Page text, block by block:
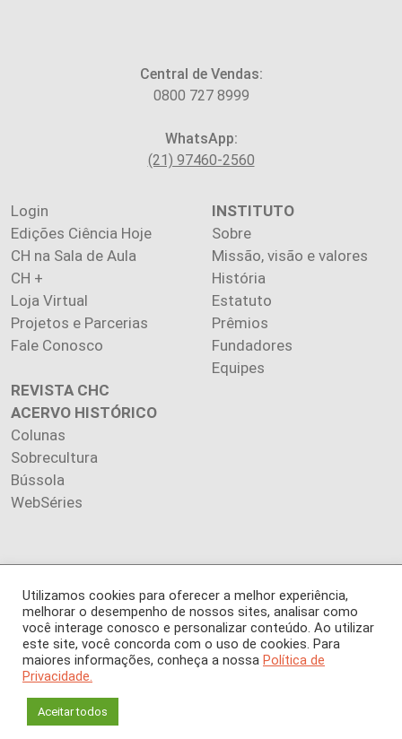
Central de Vendas:
0800 727 8999
WhatsApp:
(21) 97460-2560
Login
Edições Ciência Hoje
CH na Sala de Aula
CH +
Loja Virtual
Projetos e Parcerias
Fale Conosco
INSTITUTO
Sobre
Missão, visão e valores
História
Estatuto
Prêmios
Fundadores
Equipes
REVISTA CHC
ACERVO HISTÓRICO
Colunas
Sobrecultura
Bússola
WebSéries
Copyright 2026 INSTITUTO CIÊNCIA HOJE. Todos os direitos
reservados.
Os artigos publicados na revista refletem exclusivamente a
opinião de seus autores.
É proibida a reprodução, integral ou parcial, do conteúdo (imagens
Utilizamos cookies para oferecer a melhor experiência,
melhorar o desempenho de nossos sites, analisar como
você interage conosco e personalizar conteúdo. Ao utilizar
este site, você concorda com o uso de cookies. Para
maiores informações, conheça a nossa Política de
Privacidade.
Aceitar todos